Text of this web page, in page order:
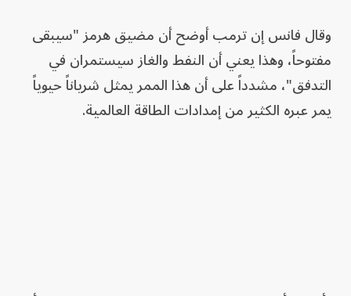
وقال فانس إن ترمب أوضح أن مضيق هرمز "سيبقى
مفتوحاً، وهذا يعني أن النفط والغاز سيستمران في
التدفق"، مشدداً على أن هذا الممر يمثل شرياناً حيوياً
يمر عبره الكثير من إمدادات الطاقة العالمية.